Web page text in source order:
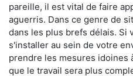
pareille, il est vital de faire
aguerris. Dans ce genre de
dans les plus brefs délais. Si
s'installer au sein de votre
prendre les mesures idoines
que le travail sera plus